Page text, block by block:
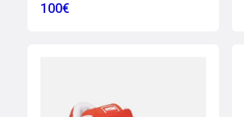
100€